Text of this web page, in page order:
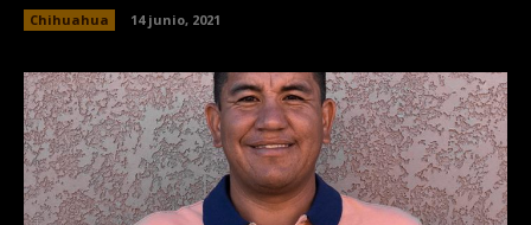
Chihuahua 14 junio, 2021